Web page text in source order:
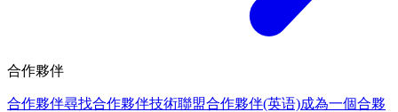
合作夥伴
合作夥伴尋找合作夥伴技術聯盟合作夥伴(英语)成為一個合夥